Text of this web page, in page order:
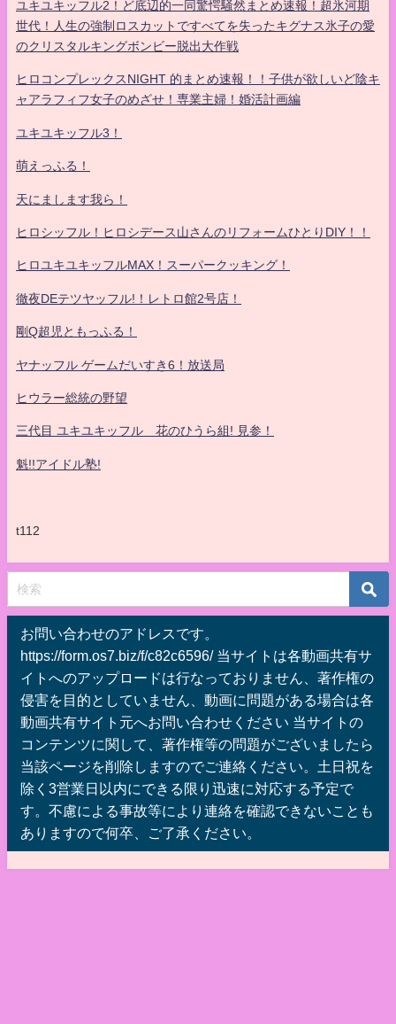
ユキユキッフル2！ど底辺的一同驚愕騒然まとめ速報！超氷河期
世代！人生の強制ロスカットですべてを失ったキグナス氷子の愛
のクリスタルキングボンビー脱出大作戦
ヒロコンプレックスNIGHT 的まとめ速報！！子供が欲しいど陰キ
ャアラフィフ女子のめざせ！専業主婦！婚活計画編
ユキユキッフル3！
萌えっふる！
天にまします我ら！
ヒロシッフル！ヒロシデース山さんのリフォームひとりDIY！！
ヒロユキユキッフルMAX！スーパークッキング！
徹夜DEテツヤッフル!！レトロ館2号店！
剛Q超児ともっふる！
ヤナッフル ゲームだいすき6！放送局
ヒウラー総統の野望
三代目 ユキユキッフル 花のひうら組! 見参！
魁!!アイドル塾!
t112
お問い合わせのアドレスです。
https://form.os7.biz/f/c82c6596/ 当サイトは各動画共有サ
イトへのアップロードは行なっておりません、著作権の
侵害を目的としていません、動画に問題がある場合は各
動画共有サイト元へお問い合わせください 当サイトの
コンテンツに関して、著作権等の問題がございましたら
当該ページを削除しますのでご連絡ください。土日祝を
除く3営業日以内にできる限り迅速に対応する予定で
す。不慮による事故等により連絡を確認できないことも
ありますので何卒、ご了承ください。